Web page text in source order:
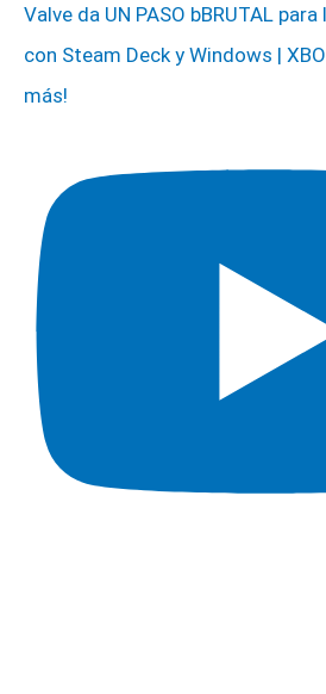
Valve da UN PASO bBRUTAL
con Steam Deck y Windows |
más!